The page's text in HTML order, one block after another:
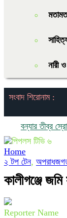
মতামত
নারী
সংবাদ শিরোনাম :
বন্যার তীব্র স্রোতে
Home
২ টপ টেন,
কালীগঞ্জে
Reporter Name